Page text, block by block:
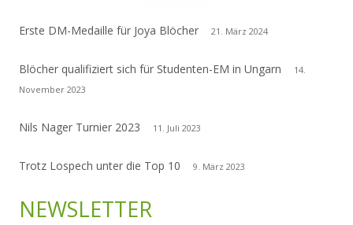
Erste DM-Medaille für Joya Blöcher 21. März 2024
Blöcher qualifiziert sich für Studenten-EM in Ungarn
14.
November 2023
Nils Nager Turnier 2023 11. Juli 2023
Trotz Lospech unter die Top 10 9. März 2023
NEWSLETTER